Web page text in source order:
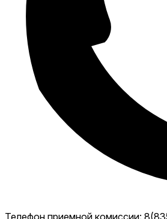
Телефон приемной комиссии: